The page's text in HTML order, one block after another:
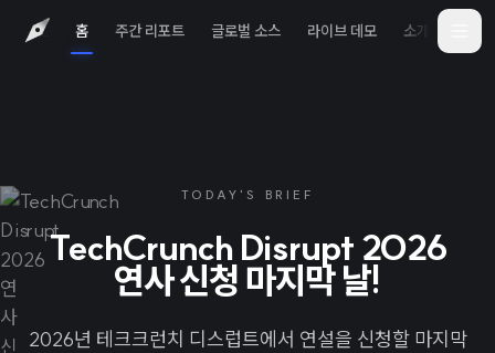
홈 주간 리포트 글로벌 소스 라이브 데모 소개
TODAY'S BRIEF
TechCrunch Disrupt 2026
연사 신청 마지막 날!
2026년 테크크런치 디스럽트에서 연설을 신청할 마지막